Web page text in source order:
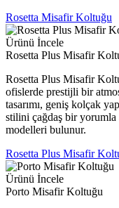
Rosetta Misafir Koltuğu
Ürünü İncele
Rosetta Plus Misafir
Rosetta Plus Misafir
ofislerde prestijli bir
tasarımı, geniş kolçak
stilini çağdaş bir yorumla
modelleri bulunur.
Rosetta Plus Misafir
Ürünü İncele
Porto Misafir Koltuğu